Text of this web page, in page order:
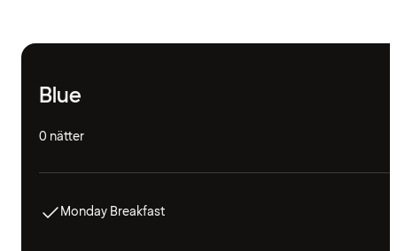
Blue
0 nätter
Monday Breakfast